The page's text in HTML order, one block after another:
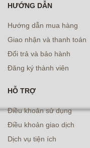
HƯỚNG DẪN
Hướng dẫn mua hàng
Giao nhận và thanh toán
Đổi trả và bảo hành
Đăng ký thành viên
HỖ TRỢ
Điều khoản sử dụng
Điều khoản giao dịch
Dịch vụ tiện ích